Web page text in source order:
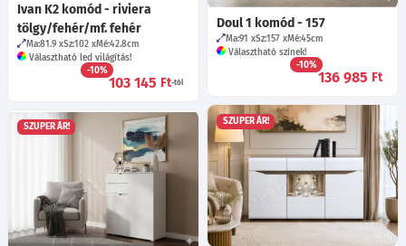
Ivan K2 komód - riviera
tölgy/fehér/mf. fehér
Ma:81.9 Sz:102 Mé:42.8cm
Választható led világítás!
-10%
103 145 Ft-tól
Doul 1 komód - 157
Ma:91 Sz:157 Mé:45cm
Választható színek!
-10%
136 985 Ft
SZUPER ÁR!
SZUPER ÁR!